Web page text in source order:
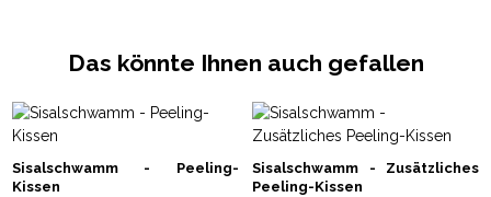
Das könnte Ihnen auch gefallen
Sisalschwamm - Peeling-
Kissen
Sisalschwamm - Zusätzliches
Peeling-Kissen